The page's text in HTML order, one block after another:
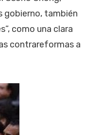
gobierno, también
como una clara
contrareformas a